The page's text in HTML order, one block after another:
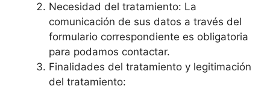
Necesidad del tratamiento: La
comunicación de sus datos a través del
formulario correspondiente es obligatoria
para podamos contactar.
Finalidades del tratamiento y legitimación
del tratamiento: